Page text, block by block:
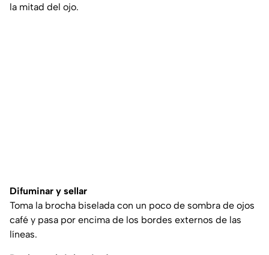
la mitad del ojo.
Difuminar y sellar
Toma la brocha biselada con un poco de sombra de ojos
café y pasa por encima de los bordes externos de las
líneas.